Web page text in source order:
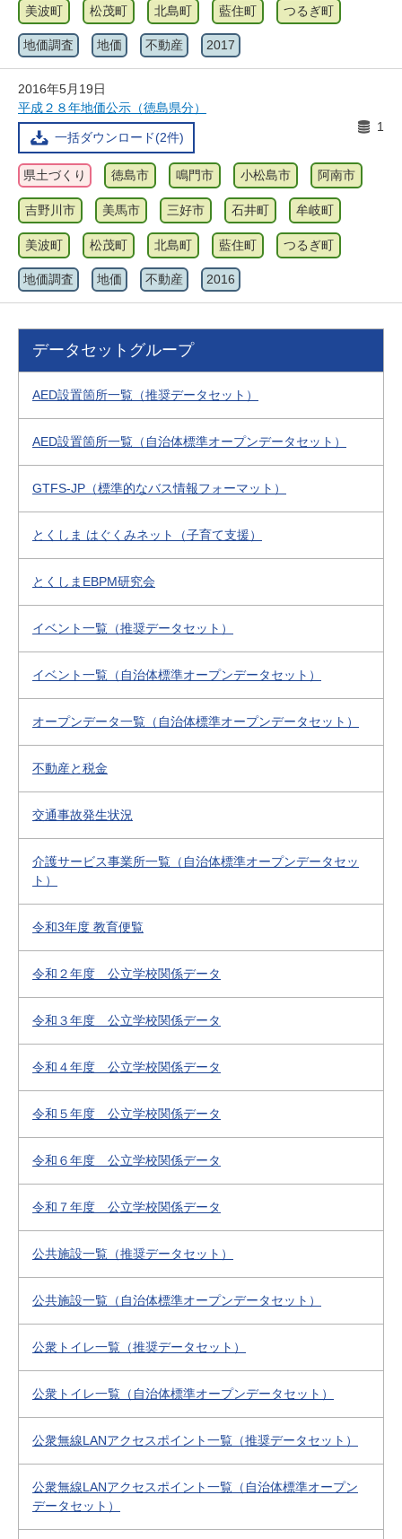
美波町 松茂町 北島町 藍住町 つるぎ町
地価調査 地価 不動産 2017
2016年5月19日
平成２８年地価公示（徳島県分）
一括ダウンロード(2件)
1
県土づくり 徳島市 鳴門市 小松島市 阿南市
吉野川市 美馬市 三好市 石井町 牟岐町
美波町 松茂町 北島町 藍住町 つるぎ町
地価調査 地価 不動産 2016
データセットグループ
AED設置箇所一覧（推奨データセット）
AED設置箇所一覧（自治体標準オープンデータセット）
GTFS-JP（標準的なバス情報フォーマット）
とくしま はぐくみネット（子育て支援）
とくしまEBPM研究会
イベント一覧（推奨データセット）
イベント一覧（自治体標準オープンデータセット）
オープンデータ一覧（自治体標準オープンデータセット）
不動産と税金
交通事故発生状況
介護サービス事業所一覧（自治体標準オープンデータセッ
ト）
令和3年度 教育便覧
令和２年度 公立学校関係データ
令和３年度 公立学校関係データ
令和４年度 公立学校関係データ
令和５年度 公立学校関係データ
令和６年度 公立学校関係データ
令和７年度 公立学校関係データ
公共施設一覧（推奨データセット）
公共施設一覧（自治体標準オープンデータセット）
公衆トイレ一覧（推奨データセット）
公衆トイレ一覧（自治体標準オープンデータセット）
公衆無線LANアクセスポイント一覧（推奨データセット）
公衆無線LANアクセスポイント一覧（自治体標準オープン
データセット）